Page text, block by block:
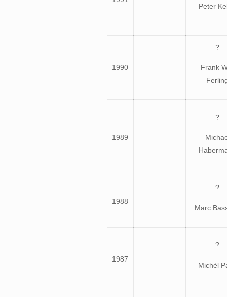
Peter
1990
?
Frank
1989
?
1988
?
Marc
1987
?
Michél